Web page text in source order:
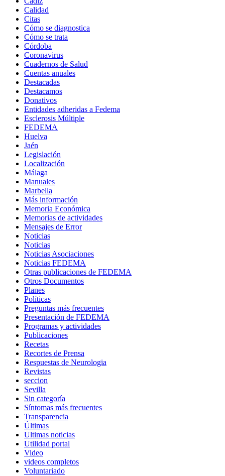
Calidad
Citas
Cómo se diagnostica
Cómo se trata
Córdoba
Coronavirus
Cuadernos de Salud
Cuentas anuales
Destacadas
Destacamos
Donativos
Entidades adheridas a Fedema
Esclerosis Múltiple
FEDEMA
Huelva
Jaén
Legislación
Localización
Málaga
Manuales
Marbella
Más información
Memoria Económica
Memorias de actividades
Mensajes de Error
Noticias
Noticias
Noticias Asociaciones
Noticias FEDEMA
Otras publicaciones de FEDEMA
Otros Documentos
Planes
Políticas
Preguntas más frecuentes
Presentación de FEDEMA
Programas y actividades
Publicaciones
Recetas
Recortes de Prensa
Respuestas de Neurologia
Revistas
seccion
Sevilla
Sin categoría
Síntomas más frecuentes
Transparencia
Últimas
Ultimas noticias
Utilidad portal
Video
videos completos
Voluntariado